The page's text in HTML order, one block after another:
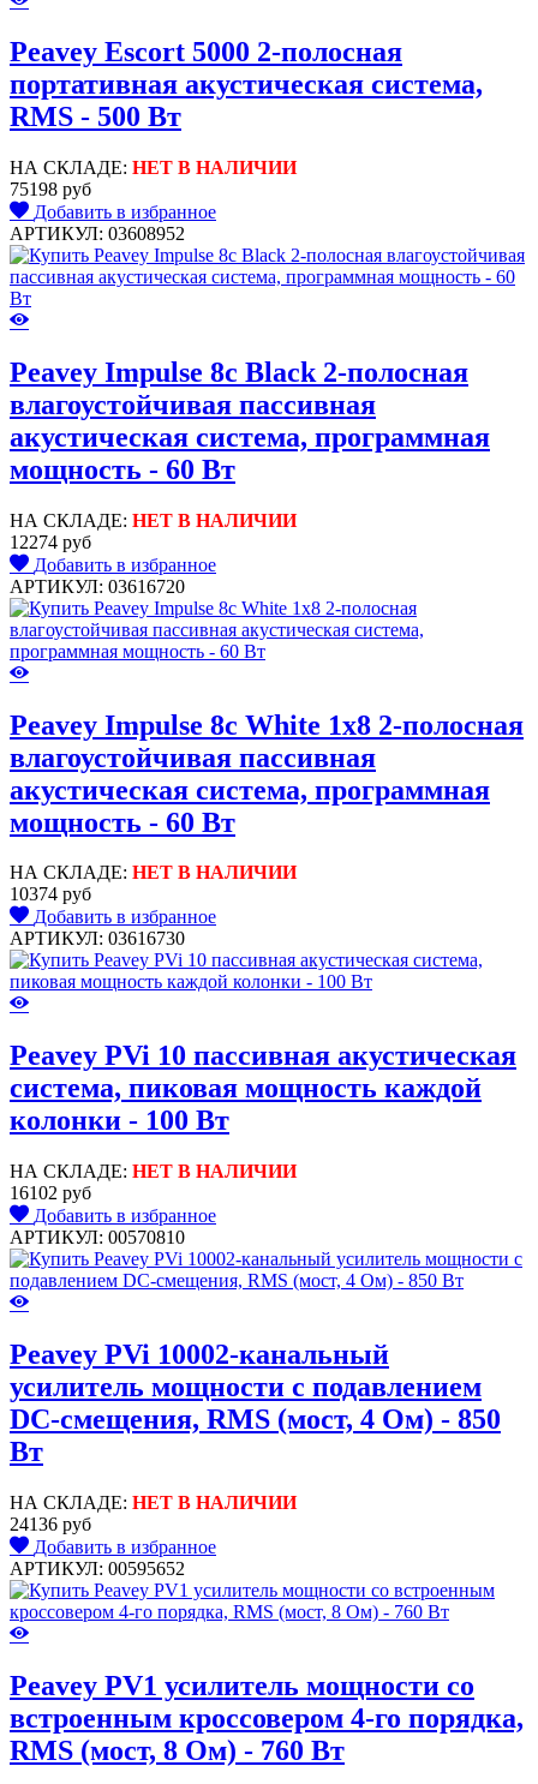
Peavey Escort 5000 2-полосная
портативная акустическая система,
RMS - 500 Вт
НА СКЛАДЕ: НЕТ В НАЛИЧИИ
75198 руб
Добавить в избранное
АРТИКУЛ: 03608952
Peavey Impulse 8c Black 2-полосная
влагоустойчивая пассивная
акустическая система, программная
мощность - 60 Вт
НА СКЛАДЕ: НЕТ В НАЛИЧИИ
12274 руб
Добавить в избранное
АРТИКУЛ: 03616720
Peavey Impulse 8c White 1x8 2-полосная
влагоустойчивая пассивная
акустическая система, программная
мощность - 60 Вт
НА СКЛАДЕ: НЕТ В НАЛИЧИИ
10374 руб
Добавить в избранное
АРТИКУЛ: 03616730
Peavey PVi 10 пассивная акустическая
система, пиковая мощность каждой
колонки - 100 Вт
НА СКЛАДЕ: НЕТ В НАЛИЧИИ
16102 руб
Добавить в избранное
АРТИКУЛ: 00570810
Peavey PVi 10002-канальный
усилитель мощности с подавлением
DC-смещения, RMS (мост, 4 Ом) - 850
Вт
НА СКЛАДЕ: НЕТ В НАЛИЧИИ
24136 руб
Добавить в избранное
АРТИКУЛ: 00595652
Peavey PV1 усилитель мощности cо
встроенным кроссовером 4-го порядка,
RMS (мост, 8 Ом) - 760 Вт